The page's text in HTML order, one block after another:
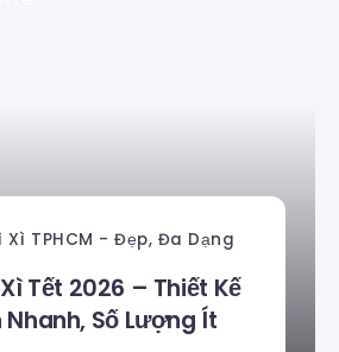
Xì TPHCM - Đẹp, Đa Dạng
Tết 2026 – Thiết Kế
Nhanh, Số Lượng Ít